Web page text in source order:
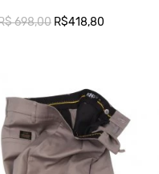
698,00R$418,80